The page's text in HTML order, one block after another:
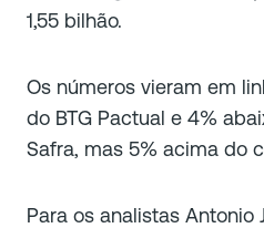
1,55 bilhão.
Os números vieram em
do BTG Pactual e 4%
Safra, mas 5% acima do
Para os analistas Antonio